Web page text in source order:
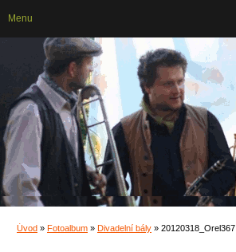
Úvod » Fotoalbum » Divadelní bály » 20120318_Orel367
Menu